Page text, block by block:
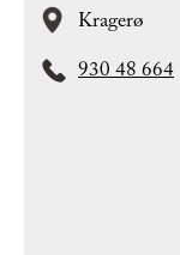
Kragerø
930 48 664